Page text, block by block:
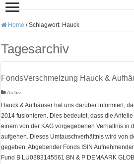
Home / Schlagwort: Hauck
Tagesarchiv
FondsVerschmelzung Hauck &
Archiv
Hauck & Aufhäuser hat uns darüber informiert,
2014 fusionieren. Dies bedeutet, dass die
einem von der KAG vorgegebenen Verhältnis in
aufgehen. Dieses Umtauschverhältnis wird von
gegeben. Abgebender Fonds ISIN
Fund B LU0383145561 BN & P DEMAARK